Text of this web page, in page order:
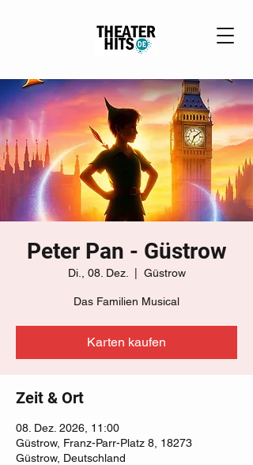
Peter Pan - Güstrow
Di., 08. Dez. Güstrow
Das Familien Musical
Karten kaufen
Zeit & Ort
08. Dez. 2026, 11:00
Güstrow, Franz-Parr-Platz 8, 18273
Güstrow, Deutschland